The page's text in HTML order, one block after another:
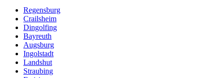
Regensburg
Crailsheim
Dingolfing
Bayreuth
Augsburg
Ingolstadt
Landshut
Straubing